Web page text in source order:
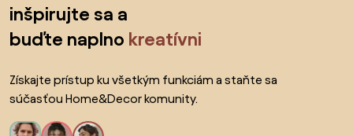
inšpirujte sa a
buďte naplno kreatívni
Získajte prístup ku všetkým funkciám a staňte sa
súčasťou Home&Decor komunity.